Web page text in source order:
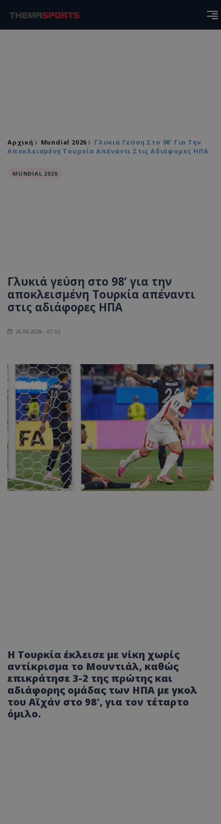
Αρχική Mundial 2026
Γλυκιά Γεύση Στο 98’ Για Την
Αποκλεισμένη Τουρκία Απέναντι Στις Αδιάφορες ΗΠΑ
MUNDIAL 2026
Γλυκιά γεύση στο 98’ για την
αποκλεισμένη Τουρκία απέναντι
στις αδιάφορες ΗΠΑ
26.06.2026 - 07:02
Η Τουρκία έκλεισε με νίκη χωρίς
αντίκρισμα το Μουντιάλ, καθώς
επικράτησε 3-2 της πρώτης και
αδιάφορης ομάδας των ΗΠΑ με γκολ
του Αϊχάν στο 98', για τον τέταρτο
όμιλο.